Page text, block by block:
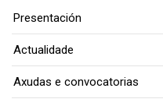
Presentación
Actualidade
Axudas e convocatorias